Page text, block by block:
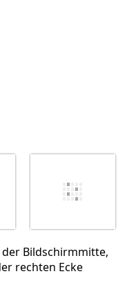
Bildschirmmitte,
rechten Ecke